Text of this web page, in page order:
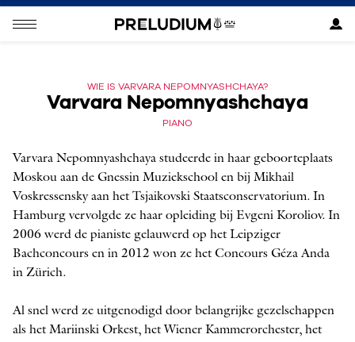
WIE IS VARVARA NEPOMNYASHCHAYA?
Varvara Nepomnyashchaya
PIANO
Varvara Nepomnyashchaya studeerde in haar geboorteplaats
Moskou aan de Gnessin Muziekschool en bij Mikhail
Voskressensky aan het Tsjaikovski Staatsconservatorium. In
Hamburg vervolgde ze haar opleiding bij Evgeni Koroliov. In
2006 werd de pianiste gelauwerd op het Leipziger
Bachconcours en in 2012 won ze het Concours Géza Anda
in Zürich.
Al snel werd ze uitgenodigd door belangrijke gezelschappen
als het Mariinski Orkest, het Wiener Kammerorchester, het